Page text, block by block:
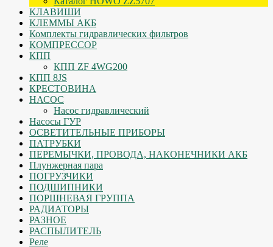
КЛАВИШИ
КЛЕММЫ АКБ
Комплекты гидравлических фильтров
КОМПРЕССОР
КПП
КПП ZF 4WG200
КПП 8JS
КРЕСТОВИНА
НАСОС
Насос гидравлический
Насосы ГУР
ОСВЕТИТЕЛЬНЫЕ ПРИБОРЫ
ПАТРУБКИ
ПЕРЕМЫЧКИ, ПРОВОДА, НАКОНЕЧНИКИ АКБ
Плунжерная пара
ПОГРУЗЧИКИ
ПОДШИПНИКИ
ПОРШНЕВАЯ ГРУППА
РАДИАТОРЫ
РАЗНОЕ
РАСПЫЛИТЕЛЬ
Реле